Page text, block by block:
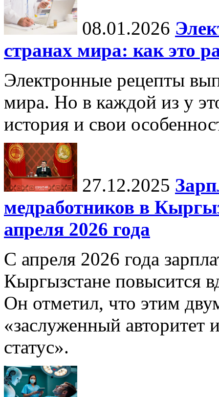
08.01.2026
странах мира: как это
Электронные рецепты
мира. Но в каждой из у
история и свои
27.12.2025
медработников в
апреля 2026 года
С апреля 2026 года
Кыргызстане повысится
Он отметил, что этим
«заслуженный
статус».